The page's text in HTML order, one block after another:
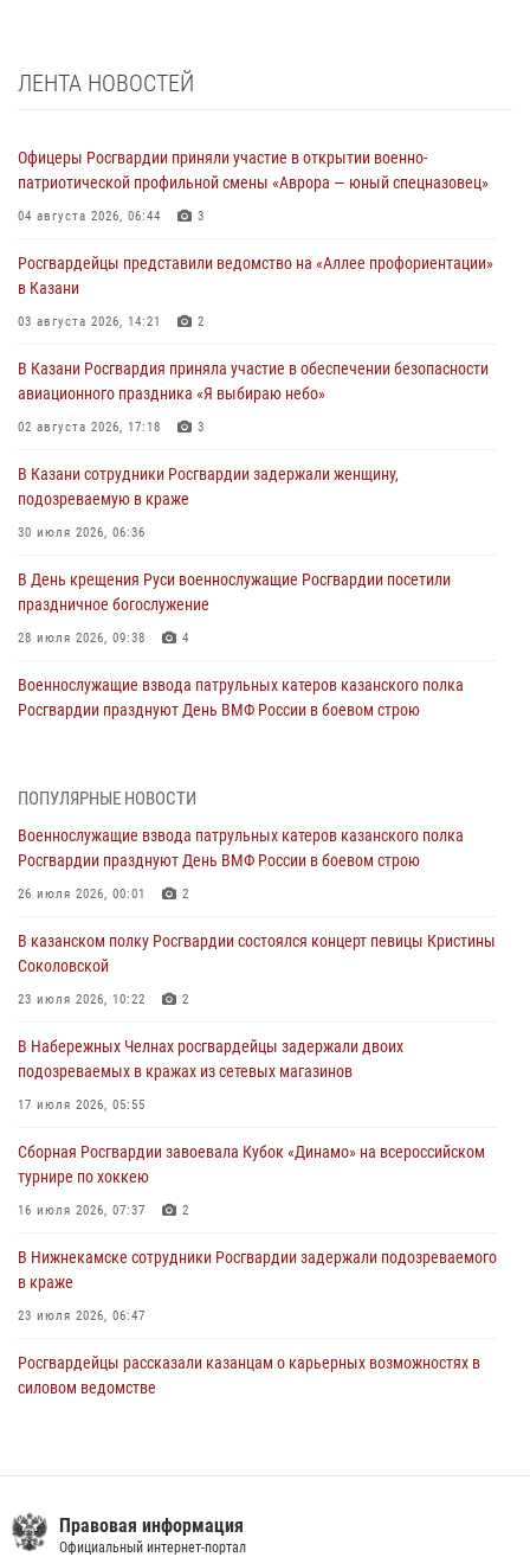
ЛЕНТА НОВОСТЕЙ
Офицеры Росгвардии приняли участие в открытии военно-
патриотической профильной смены «Аврора — юный спецназовец»
04 августа 2026, 06:44 3
Росгвардейцы представили ведомство на «Аллее профориентации»
в Казани
03 августа 2026, 14:21 2
В Казани Росгвардия приняла участие в обеспечении безопасности
авиационного праздника «Я выбираю небо»
02 августа 2026, 17:18 3
В Казани сотрудники Росгвардии задержали женщину,
подозреваемую в краже
30 июля 2026, 06:36
В День крещения Руси военнослужащие Росгвардии посетили
праздничное богослужение
28 июля 2026, 09:38 4
Военнослужащие взвода патрульных катеров казанского полка
Росгвардии празднуют День ВМФ России в боевом строю
Татарстанские росгвардейцы завоевали «бронзу» в окружном этапе
24 июля 2026, 15:05 4
В казанском полку Росгвардии состоялся концерт певицы Кристины
23 июля 2026, 10:22
В Нижнекамске сотрудники Росгвардии задержали подозреваемого
23 июля 2026, 06:47
В Казани Росгвардия приняла участие в обеспечении безопасности
22 июля 2026, 07:41
ПОПУЛЯРНЫЕ НОВОСТИ
Военнослужащие взвода патрульных катеров казанского полка
Росгвардии празднуют День ВМФ России в боевом строю
26 июля 2026, 00:01 2
В казанском полку Росгвардии состоялся концерт певицы Кристины
Соколовской
23 июля 2026, 10:22 2
В Набережных Челнах росгвардейцы задержали двоих
подозреваемых в кражах из сетевых магазинов
17 июля 2026, 05:55
Сборная Росгвардии завоевала Кубок «Динамо» на всероссийском
турнире по хоккею
16 июля 2026, 07:37 2
В Нижнекамске сотрудники Росгвардии задержали подозреваемого
в краже
23 июля 2026, 06:47
Росгвардейцы рассказали казанцам о карьерных возможностях в
силовом ведомстве
15 июля 2026, 08:41
Правовая информация
Официальный интернет-портал